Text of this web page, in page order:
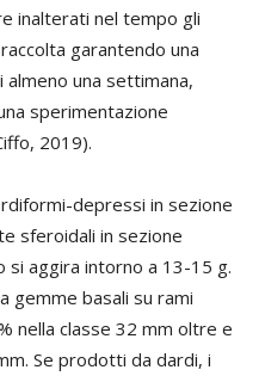
inalterati nel tempo gli
garantendo una
una settimana,
sperimentazione
2019).
depressi in sezione
sferoidali in sezione
aggira intorno a 13-15 g.
gemme basali su rami
nella classe 32 mm oltre e
Se prodotti da dardi, i